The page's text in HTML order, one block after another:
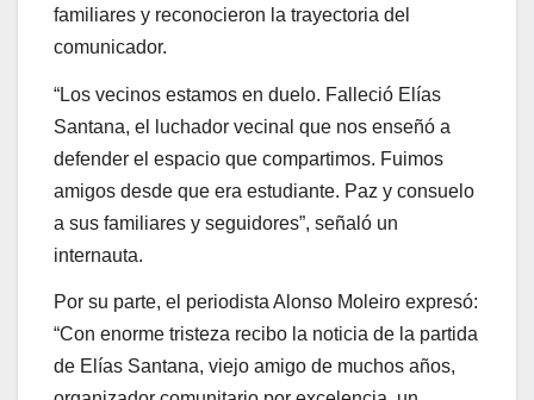
familiares y reconocieron la trayectoria del
comunicador.
“Los vecinos estamos en duelo. Falleció Elías
Santana, el luchador vecinal que nos enseñó a
defender el espacio que compartimos. Fuimos
amigos desde que era estudiante. Paz y consuelo
a sus familiares y seguidores”, señaló un
internauta.
Por su parte, el periodista Alonso Moleiro expresó:
“Con enorme tristeza recibo la noticia de la partida
de Elías Santana, viejo amigo de muchos años,